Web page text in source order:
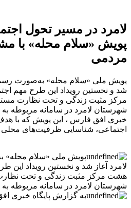
لامرد در مسیر تحول
پویش «سلام محله» با
مردمی
پویش ملی «سلام محله» به‌صورت
شد و نخستین رویداد این طرح مهم
مرکز مثبت زندگی و تحت نظارت
شهرستان لامرد در سامانه مربوطه
خبری افق فارس ، این پویش که با
اجتماعی، شناسایی ظرفیت‌های محلی
پویش ملی «سلام
لامرد آغاز شد و نخستین رویداد این
هشت مرکز مثبت زندگی و تحت نظارت
شهرستان لامرد در سامانه مربوطه
به گزارش پایگاه خبری